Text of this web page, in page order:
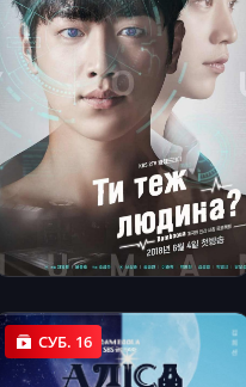
СУБ. 16